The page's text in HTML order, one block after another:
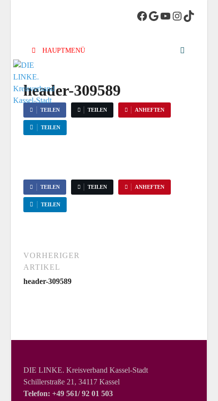
Kreisverband
Kassel-Stadt
HAUPTMENÜ
header-309589
TEILEN TEILEN ANHEFTEN
TEILEN
TEILEN TEILEN ANHEFTEN
TEILEN
VORHERIGER
ARTIKEL
header-309589
DIE LINKE. Kreisverband Kassel-Stadt
Schillerstraße 21, 34117 Kassel
Telefon: +49 561/ 92 01 503